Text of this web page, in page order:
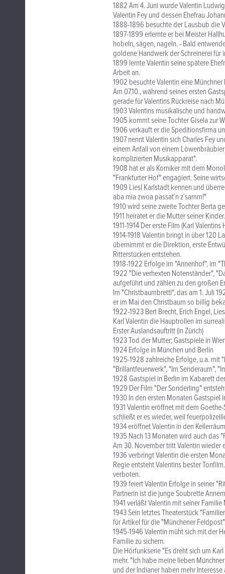
1882 Am 4. Juni wurde Valentin
Valentin Fey und dessen Ehefrau
1888-1896 besuchte der Lausbub die
1897-1899 erlernte er bei Meister
hobeln, sägen, nageln. - Bald
goldene Handwerk der Schreinerei für
1899 lernte Valentin seine spätere
Arbeit an.
1902 besuchte Valentin eine
Am 07.10., während seines ersten
gerade für Valentins Rückreise nach
1903 Valentins musikalische und
1905 kommt seine Tochter Gisela zur
1906 verkauft er die Speditionsfirma
1907 nennt Valentin sich Charles Fey
einem Anfall von einem
komplizierten Musikapparat".
1908 hat er als Komiker mit dem
"Frankfurter Hof" engagiert. Seine
1909 Liesl Karlstadt kennen und
aba mia zwoa passat´n z´samm!"
1910 wird seine zweite Tochter Berta
1911 heiratet er die Mutter seiner Kinder.
1911-1914 Der erste Film (Karl
1914-1918 Valentin bringt in über 120
übernimmt er die Direktion, erste
Ritterstücken entstehen.
1918-1922 Erfolge im "Annenhof", im
1922 "Die verhexten Notenständer",
aufgeführt und zählen zu den großen
Im "Christbaumbrettl", das am 1. Juli
er im Mai den Christbaum so billig
1922-1923 Bert Brecht, Erich Engel,
Karl Valentin die Hauptrollen im
Erster Auslandsauftritt (in Zürich)
1923 Tod der Mutter; Gastspiele in
1924 Erfolge in München und Berlin
1925-1928 zahlreiche Erfolge, u.a. mit
"Brillantfeuerwerk", "Im Senderaum",
1928 Gastspiel in Berlin im Kabarett
1929 Der Film "Der Sonderling"
1930 In den ersten Monaten Gastspiel
1931 Valentin eröffnet mit dem
schließt er es wieder, weil
1934 eröffnet Valentin in den
1935 Nach 13 Monaten wird auch das
Am 30. November tritt Valentin wieder
1936 verbringt Valentin die ersten
Regie entsteht Valentins bester
verboten.
1939 feiert Valentin Erfolge in seiner
Partnerin ist die junge Soubrette
1941 verläßt Valentin mit seiner
1943 Sein letztes Theaterstück
für Artikel für die "Münchener
1945-1946 Valentin müht sich mit der
Familie zu sichern.
Die Hörfunkserie "Es dreht sich um
mehr. "Ich habe meine lieben
und der Indianer haben mehr